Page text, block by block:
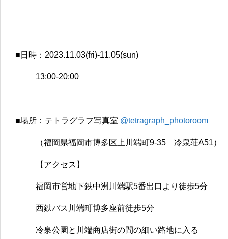
■日時：2023.11.03(fri)-11.05(sun)
13:00-20:00
■場所：テトラグラフ写真室 @tetragraph_photoroom
（福岡県福岡市博多区上川端町9-35 冷泉荘A51）
【アクセス】
福岡市営地下鉄中洲川端駅5番出口より徒歩5分
西鉄バス川端町博多座前徒歩5分
冷泉公園と川端商店街の間の細い路地に入る